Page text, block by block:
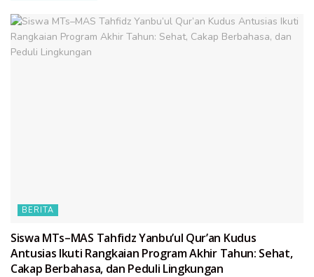
BERITA
Siswa MTs–MAS Tahfidz Yanbu’ul Qur’an Kudus
Antusias Ikuti Rangkaian Program Akhir Tahun: Sehat,
Cakap Berbahasa, dan Peduli Lingkungan